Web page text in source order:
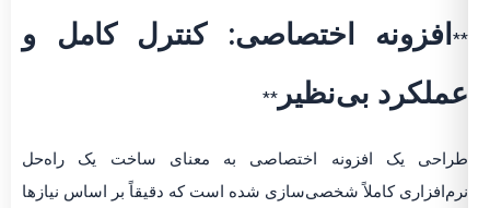
** افزونه اختصاصی: کنترل کامل و
عملکرد بی‌نظیر **
طراحی یک افزونه اختصاصی به معنای ساخت یک راه‌حل
نرم‌افزاری کاملاً شخصی‌سازی شده است که دقیقاً بر اساس نیازها